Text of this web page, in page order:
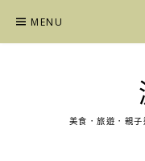
content
MENU
美食．旅遊．親子